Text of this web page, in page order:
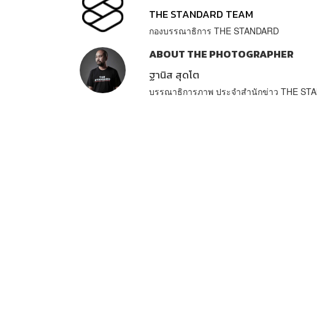
THE STANDARD TEAM
กองบรรณาธิการ THE STANDARD
ABOUT THE PHOTOGRAPHER
ฐานิส สุดโต
บรรณาธิการภาพ ประจำสำนักข่าว THE